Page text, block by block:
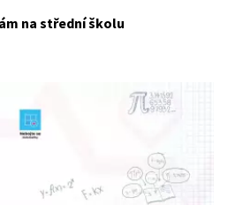
na střední školu